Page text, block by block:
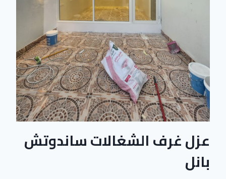
عزل غرف الشغالات ساندوتش
بانل